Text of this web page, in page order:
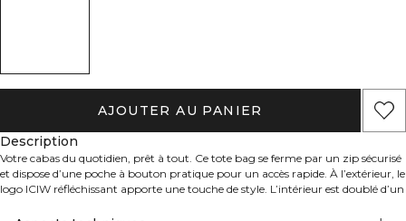
AJOUTER AU PANIER
Description
Votre cabas du quotidien, prêt à tout. Ce tote bag se ferme par un zip sécurisé
et dispose d’une poche à bouton pratique pour un accès rapide. À l’extérieur, le
logo ICIW réfléchissant apporte une touche de style. L’intérieur est doublé d’un